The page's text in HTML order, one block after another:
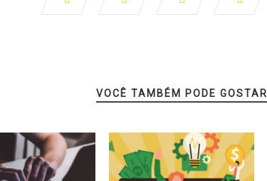
VOCÊ TAMBÉM PODE GOSTAR